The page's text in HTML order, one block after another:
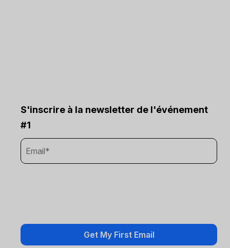
S'inscrire à la newsletter de l'événement
#1